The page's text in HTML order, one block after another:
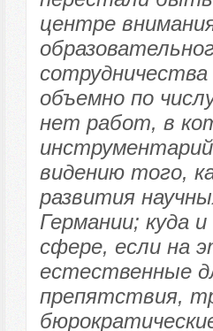
центре
объемно по
нет работ, в
видению того,
развития
Германии; куда
сфере, если на
естественные
препятствия,